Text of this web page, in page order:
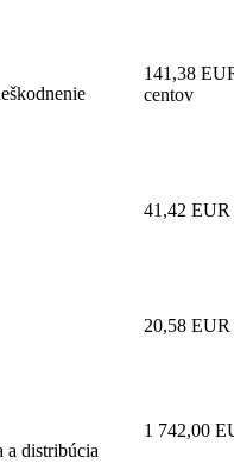
141,38
centov
41,42 EUR
20,58 EUR
a distribúcia
1 742,00